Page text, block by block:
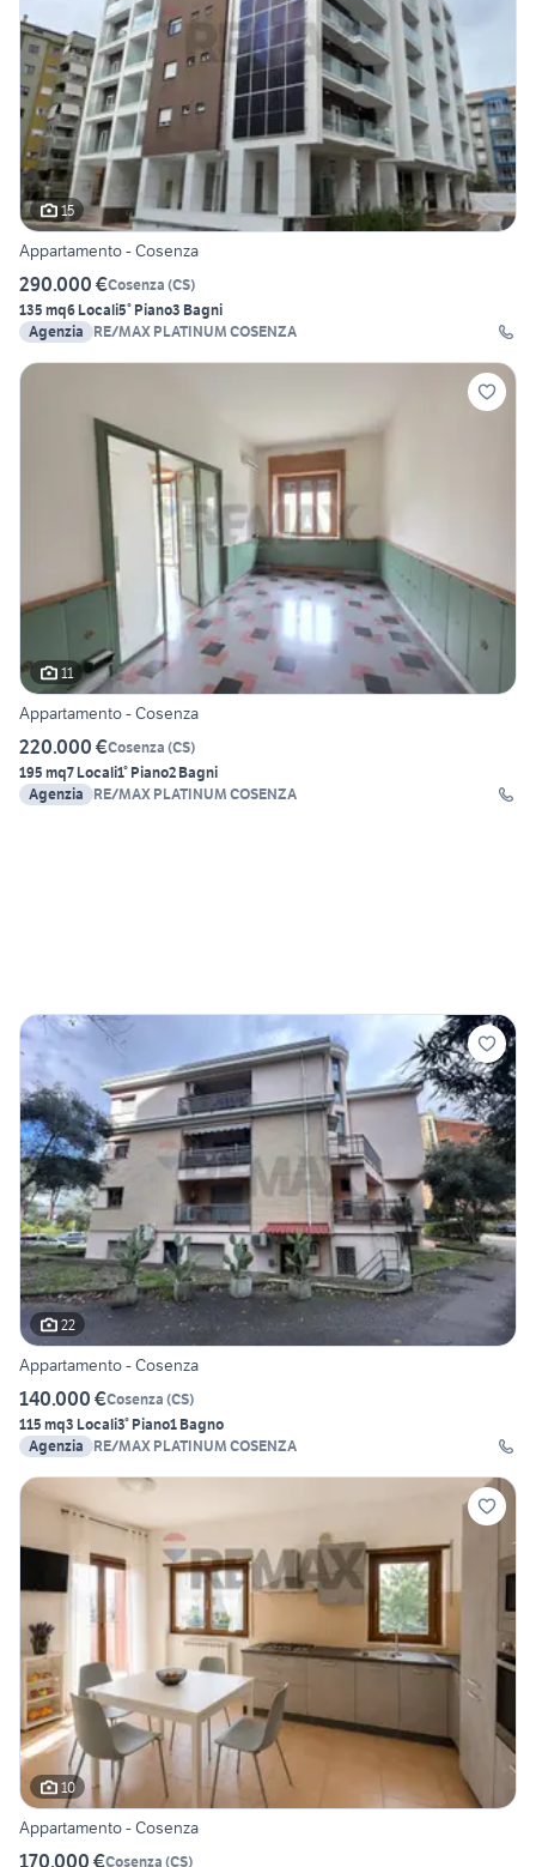
15
Appartamento - Cosenza
290.000 €Cosenza (CS)
135 mq6 Locali5° Piano3 Bagni
Agenzia
RE/MAX PLATINUM COSENZA
11
Appartamento - Cosenza
220.000 €Cosenza (CS)
195 mq7 Locali1° Piano2 Bagni
Agenzia
RE/MAX PLATINUM COSENZA
22
Appartamento - Cosenza
140.000 €Cosenza (CS)
115 mq3 Locali3° Piano1 Bagno
Agenzia
RE/MAX PLATINUM COSENZA
10
Appartamento - Cosenza
170.000 €Cosenza (CS)